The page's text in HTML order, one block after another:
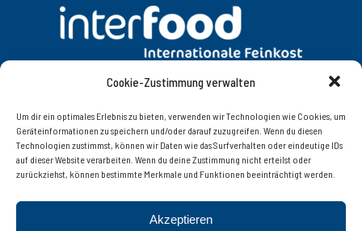
Cookie-Zustimmung verwalten
Um dir ein optimales Erlebnis zu bieten, verwenden wir Technologien wie Cookies, um
Geräteinformationen zu speichern und/oder darauf zuzugreifen. Wenn du diesen
Technologien zustimmst, können wir Daten wie das Surfverhalten oder eindeutige IDs
auf dieser Website verarbeiten. Wenn du deine Zustimmung nicht erteilst oder
zurückziehst, können bestimmte Merkmale und Funktionen beeinträchtigt werden.
Akzeptieren
KONTAKT IMPRESSUM